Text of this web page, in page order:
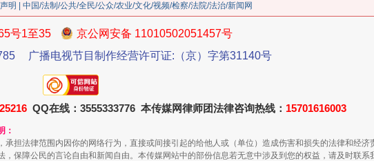
明 | 中国/法制/公共/全民/公众/农业/文化/视频/检察/法院/法治/新闻网
号1至35
京公网安备 11010502051457号
广播电视节目制作经营许可证:（京）字第31140号
QQ在线：3555333776 本传媒网律师团法律咨询热线： 15701616003
：
担法律范围内因你的网络行为，直接或间接引起的给他人或（单位）造成伤害和损失的法律和经济
保障公民的言论自由和新闻自由。本传媒网站中的部份信息若无意中涉及到您的权益，请及时联系